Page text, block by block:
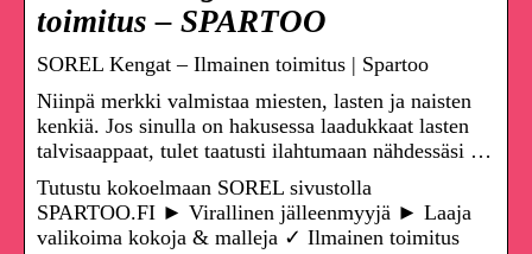
toimitus – SPARTOO
SOREL Kengat – Ilmainen toimitus | Spartoo
Niinpä merkki valmistaa miesten, lasten ja naisten
kenkiä. Jos sinulla on hakusessa laadukkaat lasten
talvisaappaat, tulet taatusti ilahtumaan nähdessäsi …
Tutustu kokoelmaan SOREL sivustolla
SPARTOO.FI ► Virallinen jälleenmyyjä ► Laaja
valikoima kokoja & malleja ✓ Ilmainen toimitus